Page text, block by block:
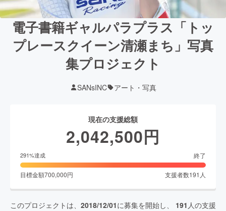
電子書籍ギャルパラプラス「トッ
プレースクイーン清瀬まち」写真
集プロジェクト
SANsINC アート・写真
現在の支援総額
2,042,500円
291%達成 終了
目標金額700,000円 支援者数191 人
このプロジェクトは、 2018/12/01に募集を開始し、 191 人の支援